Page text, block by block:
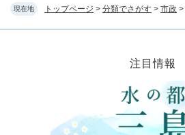
現在地 トップページ > 分類でさがす > 市政 >
注目情報